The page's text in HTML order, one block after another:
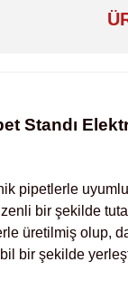
Standı
pipetlerle uyumlu
bir şekilde
üretilmiş olup,
bir şekilde